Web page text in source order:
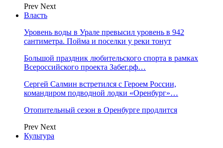
Prev Next
Власть
Уровень воды в Урале превысил уровень в 942
сантиметра. Пойма и поселки у реки тонут
Большой праздник любительского спорта в рамках
Всероссийского проекта Забег.рф…
Сергей Салмин встретился с Героем России,
командиром подводной лодки «Оренбург»…
Отопительный сезон в Оренбурге продлится
Prev Next
Культура